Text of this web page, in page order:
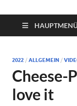
2022 / ALLGEMEIN /
Cheese-
love it